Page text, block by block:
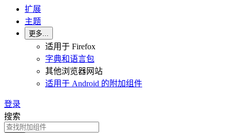
扩展
主题
更多…
适用于 Firefox
字典和语言包
其他浏览器网站
适用于 Android 的附加组件
登录
搜索